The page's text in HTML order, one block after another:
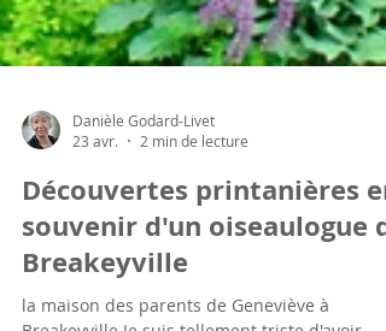
23 avr.
2 min de lecture
Découvertes printanières en
souvenir d'un oiseaulogue
Breakeyville